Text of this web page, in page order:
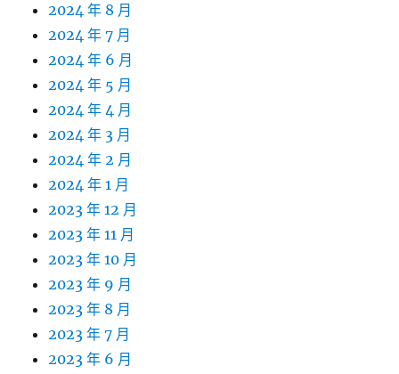
2024 年 8 月
2024 年 7 月
2024 年 6 月
2024 年 5 月
2024 年 4 月
2024 年 3 月
2024 年 2 月
2024 年 1 月
2023 年 12 月
2023 年 11 月
2023 年 10 月
2023 年 9 月
2023 年 8 月
2023 年 7 月
2023 年 6 月